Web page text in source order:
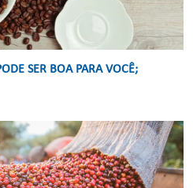
SER BOA PARA VOCÊ;